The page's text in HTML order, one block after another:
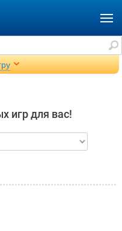
игр для вас!